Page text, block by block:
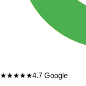
★★★★★4.7 Google